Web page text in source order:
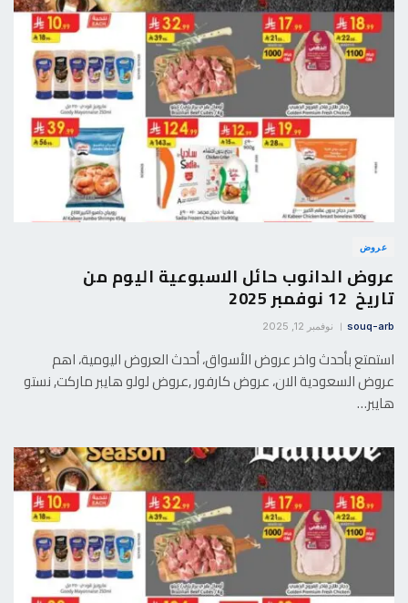
عروض
عروض الدانوب حائل الاسبوعية اليوم من
تاريخ 12 نوفمبر 2025
souq-arb نوفمبر 12, 2025
استمتع بأحدث واخر عروض الأسواق، أحدث العروض اليومية، اهم
عروض السعودية الان، عروض كارفور ,عروض لولو هايبر ماركت, نستو
هايبر…